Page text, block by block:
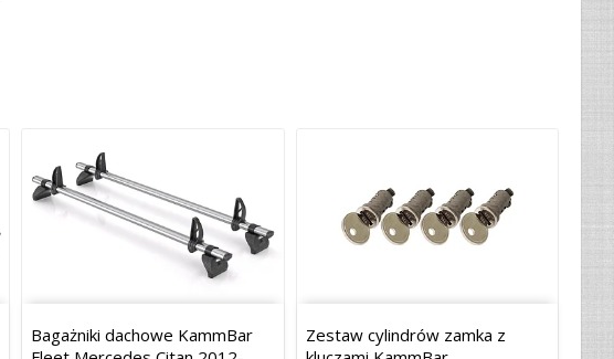
Bagażniki dachowe KammBar
Zestaw cylindrów zamka z